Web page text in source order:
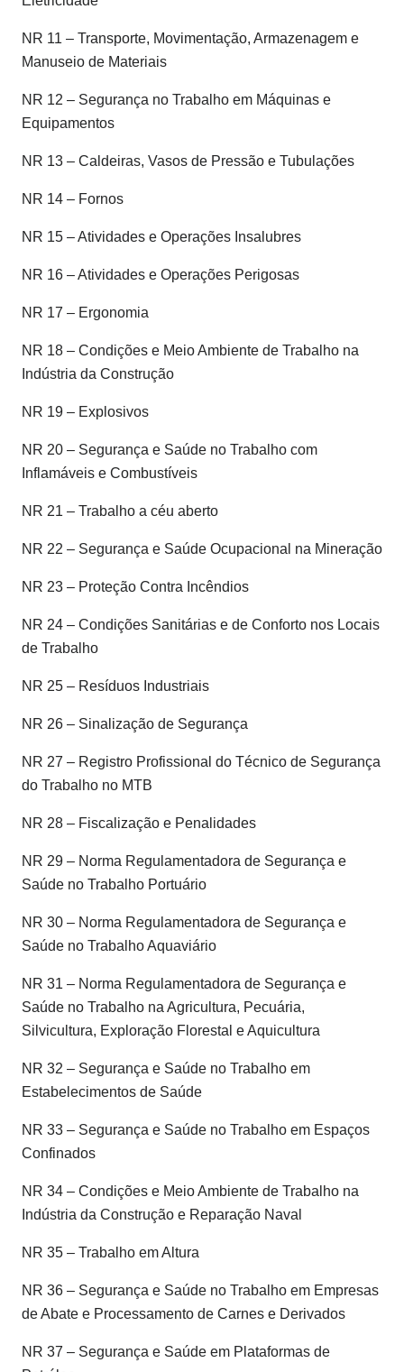
NR 11 – Transporte, Movimentação, Armazenagem e
Manuseio de Materiais
NR 12 – Segurança no Trabalho em Máquinas e
Equipamentos
NR 13 – Caldeiras, Vasos de Pressão e Tubulações
NR 14 – Fornos
NR 15 – Atividades e Operações Insalubres
NR 16 – Atividades e Operações Perigosas
NR 17 – Ergonomia
NR 18 – Condições e Meio Ambiente de Trabalho na
Indústria da Construção
NR 19 – Explosivos
NR 20 – Segurança e Saúde no Trabalho com
Inflamáveis e Combustíveis
NR 21 – Trabalho a céu aberto
NR 22 – Segurança e Saúde Ocupacional na Mineração
NR 23 – Proteção Contra Incêndios
NR 24 – Condições Sanitárias e de Conforto nos Locais
de Trabalho
NR 25 – Resíduos Industriais
NR 26 – Sinalização de Segurança
NR 27 – Registro Profissional do Técnico de Segurança
do Trabalho no MTB
NR 28 – Fiscalização e Penalidades
NR 29 – Norma Regulamentadora de Segurança e
Saúde no Trabalho Portuário
NR 30 – Norma Regulamentadora de Segurança e
Saúde no Trabalho Aquaviário
NR 31 – Norma Regulamentadora de Segurança e
Saúde no Trabalho na Agricultura, Pecuária,
Silvicultura, Exploração Florestal e Aquicultura
NR 32 – Segurança e Saúde no Trabalho em
Estabelecimentos de Saúde
NR 33 – Segurança e Saúde no Trabalho em Espaços
Confinados
NR 34 – Condições e Meio Ambiente de Trabalho na
Indústria da Construção e Reparação Naval
NR 35 – Trabalho em Altura
NR 36 – Segurança e Saúde no Trabalho em Empresas
de Abate e Processamento de Carnes e Derivados
NR 37 – Segurança e Saúde em Plataformas de